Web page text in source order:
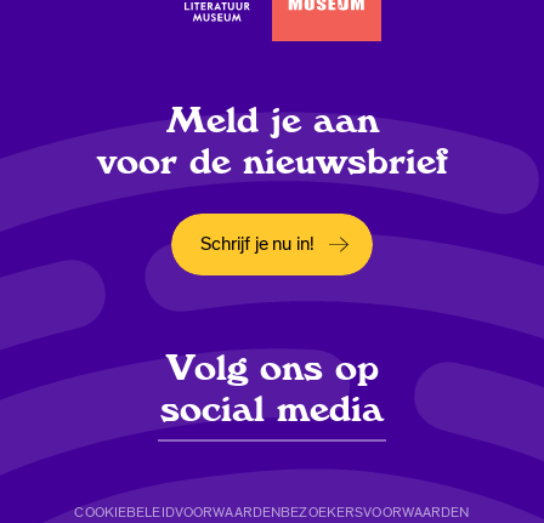
Meld je aan
voor de nieuwsbrief
Opent in een nieuw tabblad
Schrijf je nu in!
Volg ons op
social media
COOKIEBELEIDVOORWAARDENBEZOEKERSVOORWAARDEN